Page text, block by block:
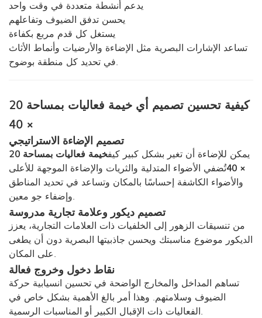
يدعم أنشطة متعددة في وقت واحد
يحسن تدفق الضيوف وتفاعلهم
يستغل كل قدم مربع بكفاءة
تساعد الإشارات البصرية مثل الإضاءة والأرضيات وأنماط الأثاث
في تحديد كل منطقة بوضوح.
كيفية تحسين تصميم أي خيمة فعاليات بمساحة 20
× 40
تصميم الإضاءة الاستراتيجي
يمكن للإضاءة أن تغير بشكل كبير كيف
خيمة فعاليات بمساحة 20
× 40
تُضفي الأضواء المتدلية والثريات والإضاءة الموجهة للأعلى
والأضواء الكاشفة إحساسًا بالمكان وتساعد في تحديد المناطق
وإضفاء جو معين.
تصميم ديكور وعلامة تجارية مدروسة
من تنسيقات الزهور إلى الخلفيات ذات العلامات التجارية، يعزز
الديكور موضوع مناسبتك ويحسن جاذبيتها البصرية دون أن يطغى
على المكان.
نقاط دخول وخروج فعالة
تساهم المداخل والمخارج الواضحة في تحسين انسيابية حركة
الضيوف وسلامتهم. وهذا أمر بالغ الأهمية بشكل خاص في
الفعاليات ذات الإقبال الكبير أو المناسبات الرسمية.